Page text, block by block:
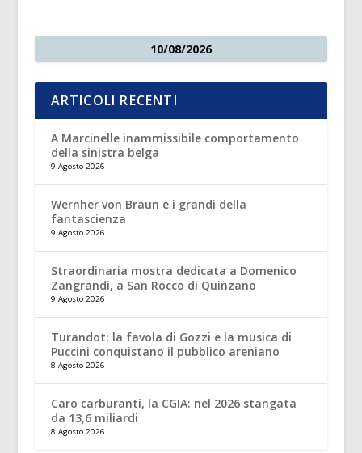
10/08/2026
ARTICOLI RECENTI
A Marcinelle inammissibile comportamento
della sinistra belga
9 Agosto 2026
Wernher von Braun e i grandi della
fantascienza
9 Agosto 2026
Straordinaria mostra dedicata a Domenico
Zangrandi, a San Rocco di Quinzano
9 Agosto 2026
Turandot: la favola di Gozzi e la musica di
Puccini conquistano il pubblico areniano
8 Agosto 2026
Caro carburanti, la CGIA: nel 2026 stangata
da 13,6 miliardi
8 Agosto 2026